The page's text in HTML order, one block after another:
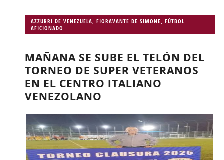
AZZURRI DE VENEZUELA FIORAVANTE DE SIMONE FÚTBOL
AFICIONADO
MAÑANA SE SUBE EL TELÓN DEL
TORNEO DE SUPER VETERANOS
EN EL CENTRO ITALIANO
VENEZOLANO